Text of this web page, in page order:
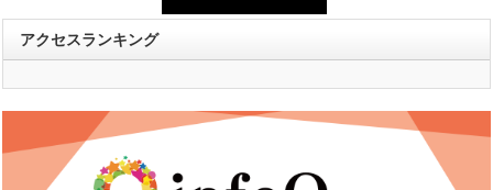
アクセスランキング